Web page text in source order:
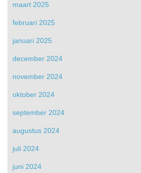
maart 2025
februari 2025
januari 2025
december 2024
november 2024
oktober 2024
september 2024
augustus 2024
juli 2024
juni 2024